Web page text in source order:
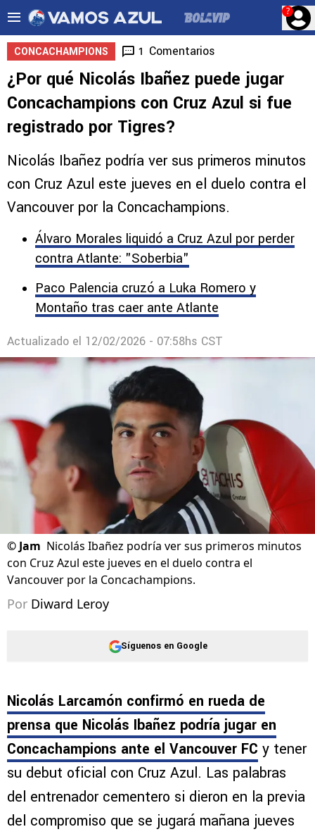
?
CONCACHAMPIONS 1 Comentarios
¿Por qué Nicolás Ibañez puede jugar
Concachampions con Cruz Azul si fue
registrado por Tigres?
Nicolás Ibañez podría ver sus primeros minutos
con Cruz Azul este jueves en el duelo contra el
Vancouver por la Concachampions.
Álvaro Morales liquidó a Cruz Azul por perder
contra Atlante: "Soberbia"
Paco Palencia cruzó a Luka Romero y
Montaño tras caer ante Atlante
Actualizado el 12/02/2026 - 07:58hs CST
©Jam Nicolás Ibañez podría ver sus primeros minutos
con Cruz Azul este jueves en el duelo contra el
Vancouver por la Concachampions.
Por Diward Leroy
Síguenos en Google
Nicolás Larcamón confirmó en rueda de
prensa que Nicolás Ibañez podría jugar en
Concachampions ante el Vancouver FC y tener
su debut oficial con Cruz Azul. Las palabras
del entrenador cementero si dieron en la previa
del compromiso que se jugará mañana jueves